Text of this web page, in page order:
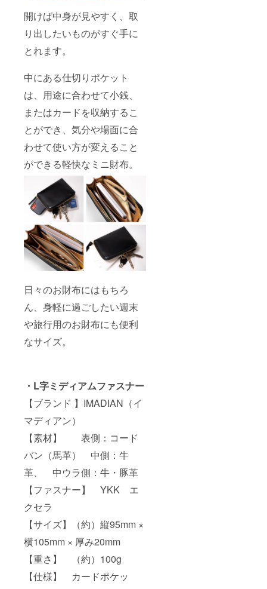
開けば中身が見やすく、取
り出したいものがすぐ手に
とれます。
中にある仕切りポケット
は、用途に合わせて小銭、
またはカードを収納するこ
とができ、気分や場面に合
わせて使い方が変えること
ができる軽快なミニ財布。
日々のお財布にはもちろ
ん、身軽に過ごしたい週末
や旅行用のお財布にも便利
なサイズ。
・L字ミディアムファスナー
【ブランド 】IMADIAN（イ
マディアン）
【素材】 表側：コード
バン（馬革） 中側：牛
革、 中ウラ側：牛・豚革
【ファスナー】 YKK エ
クセラ
【サイズ】（約）縦95mm ×
横105mm × 厚み20mm
【重さ】 （約）100g
【仕様】 カードポケッ